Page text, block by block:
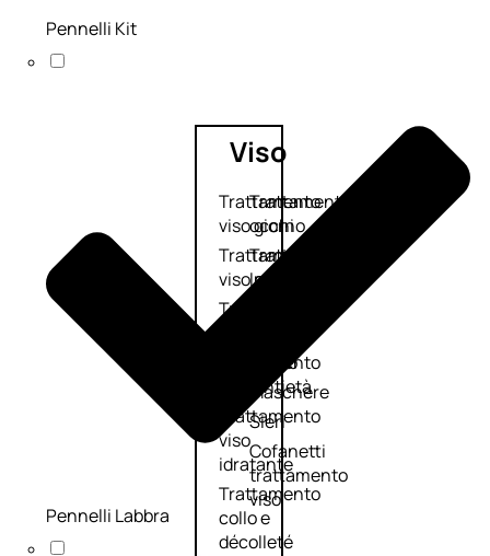
Viso
Trattamento
viso giorno
Trattamento
viso notte
Trattamento
Trattamento
viso antietà
Trattamento
viso
idratante
Trattamento
collo e
décolleté
Trattamento
occhi
Trattamento
labbra
trattanti
Scrub
Maschere
Sieri
Cofanetti
trattamento
viso
Pennelli Kit
Pennelli Labbra